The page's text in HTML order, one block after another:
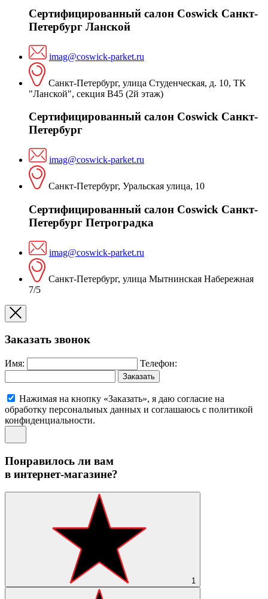
Сертифицированный салон Coswick Санкт-
Петербург Ланской
imag@coswick-parket.ru
Санкт-Петербург, улица Студенческая, д. 10, ТК
"Ланской", секция В45 (2й этаж)
Сертифицированный салон Coswick Санкт-
Петербург
imag@coswick-parket.ru
Санкт-Петербург, Уральская улица, 10
Сертифицированный салон Coswick Санкт-
Петербург Петроградка
imag@coswick-parket.ru
Санкт-Петербург, улица Мытнинская Набережная
7/5
Заказать звонок
Имя: Телефон:
Заказать
Нажимая на кнопку «Заказать», я даю согласие на
обработку персональных данных и соглашаюсь c политикой
конфиденциальности.
Понравилось ли вам
в интернет-магазине?
1